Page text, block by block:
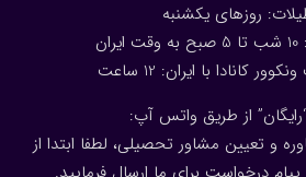
روزهای یکشنبه
کانادا با ایران: 1 2 ساعت
از طریق واتس آپ:
و تعیین مشاور تحصیلی، لطفا ابتدا از